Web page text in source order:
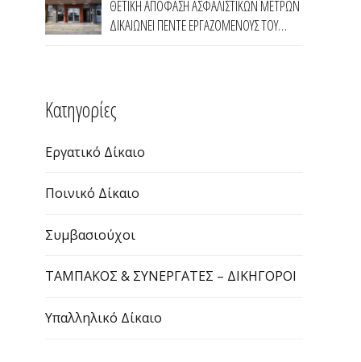
ΘΕΤΙΚΗ ΑΠΟΦΑΣΗ ΑΣΦΑΛΙΣΤΙΚΩΝ ΜΕΤΡΩΝ
ΔΙΚΑΙΩΝΕΙ ΠΕΝΤΕ ΕΡΓΑΖΟΜΕΝΟΥΣ ΤΟΥ
Kατηγορίες
Εργατικό Δίκαιο
Ποινικό Δίκαιο
Συμβασιούχοι
ΤΑΜΠΑΚΟΣ & ΣΥΝΕΡΓΑΤΕΣ – ΔΙΚΗΓΟΡΟΙ
Υπαλληλικό Δίκαιο